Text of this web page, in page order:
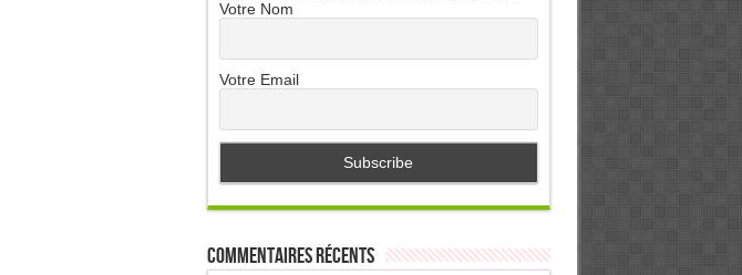
Votre Nom
Votre Email
Commentaires récents